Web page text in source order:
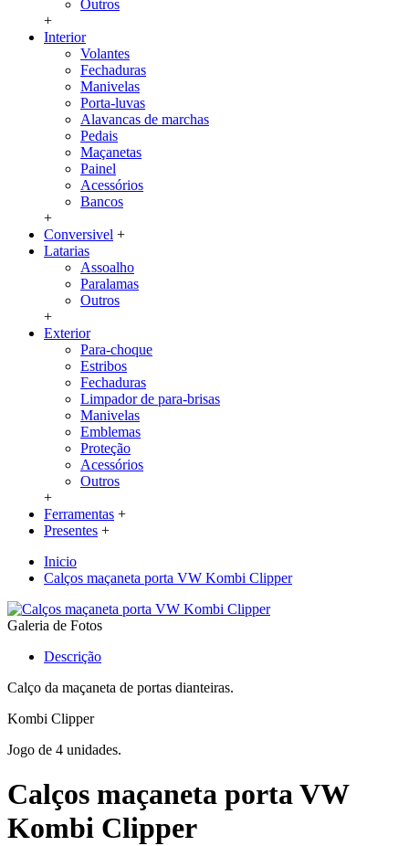
Outros
+
Interior
Volantes
Fechaduras
Manivelas
Porta-luvas
Alavancas de marchas
Pedais
Maçanetas
Painel
Acessórios
Bancos
+
Conversivel +
Latarias
Assoalho
Paralamas
Outros
+
Exterior
Para-choque
Estribos
Fechaduras
Limpador de para-brisas
Manivelas
Emblemas
Proteção
Acessórios
Outros
+
Ferramentas +
Presentes +
Inicio
Calços maçaneta porta VW Kombi Clipper
Galeria de Fotos
Descrição
Calço da maçaneta de portas dianteiras.
Kombi Clipper
Jogo de 4 unidades.
Calços maçaneta porta VW
Kombi Clipper